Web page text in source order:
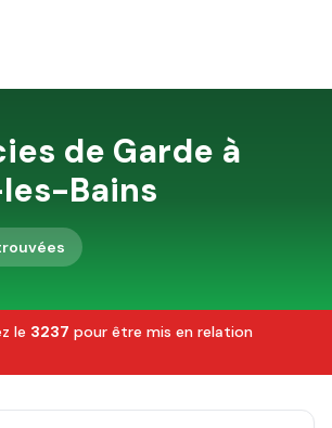
de Garde à
Bains
s
le 3237 pour être mis en relation